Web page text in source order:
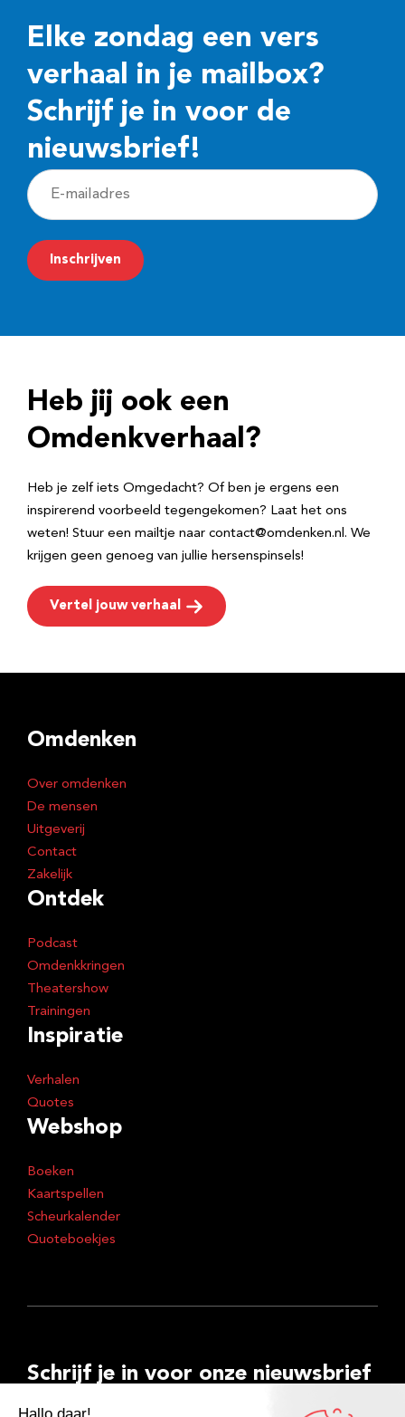
Elke zondag een vers
verhaal in je mailbox?
Schrijf je in voor de
nieuwsbrief!
E
-
m
a
r
e
Inschrijven
Heb jij ook een
Omdenkverhaal?
Heb je zelf iets Omgedacht? Of ben je ergens een
inspirerend voorbeeld tegengekomen? Laat het ons
weten! Stuur een mailtje naar contact@omdenken.nl. We
krijgen geen genoeg van jullie hersenspinsels!
Vertel jouw verhaal
Omdenken
Over omdenken
De mensen
Uitgeverij
Contact
Zakelijk
Ontdek
Podcast
Omdenkkringen
Theatershow
Trainingen
Inspiratie
Verhalen
Quotes
Webshop
Boeken
Kaartspellen
Scheurkalender
Quoteboekjes
Schrijf je in voor onze nieuwsbrief